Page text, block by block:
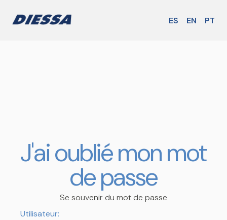
ES EN PT
J'ai oublié mon mot
de passe
Se souvenir du mot de passe
Utilisateur: